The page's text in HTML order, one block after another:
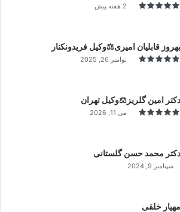
2 هفته پیش
بهروز قابلیان امیری⚖️وکیل فریدونکنار
نوامبر 26, 2025
دکتر امین گلریز⚖️وکیل تهران
می 11, 2026
دکتر محمد حسن گلستانی
سپتامبر 9, 2024
مهیار خلقی